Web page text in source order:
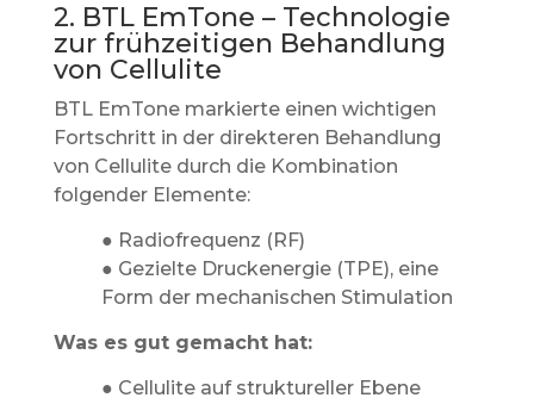
2. BTL EmTone – Technologie
zur frühzeitigen Behandlung
von Cellulite
BTL EmTone markierte einen wichtigen
Fortschritt in der direkteren Behandlung
von Cellulite durch die Kombination
folgender Elemente:
● Radiofrequenz (RF)
● Gezielte Druckenergie (TPE), eine
Form der mechanischen Stimulation
Was es gut gemacht hat:
● Cellulite auf struktureller Ebene